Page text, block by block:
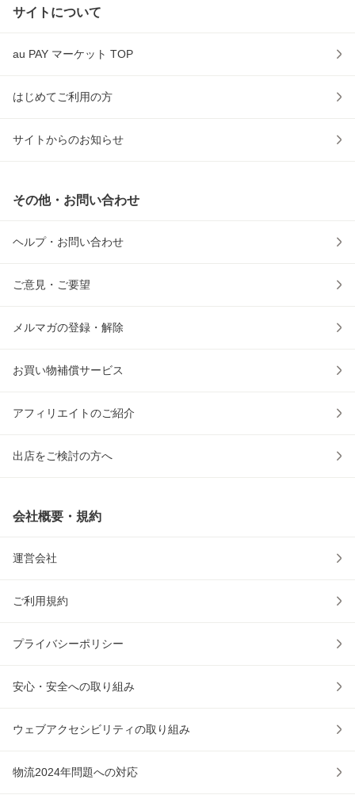
サイトについて
au PAY マーケット TOP
はじめてご利用の方
サイトからのお知らせ
その他・お問い合わせ
ヘルプ・お問い合わせ
ご意見・ご要望
メルマガの登録・解除
お買い物補償サービス
アフィリエイトのご紹介
出店をご検討の方へ
会社概要・規約
運営会社
ご利用規約
プライバシーポリシー
安心・安全への取り組み
ウェブアクセシビリティの取り組み
物流2024年問題への対応